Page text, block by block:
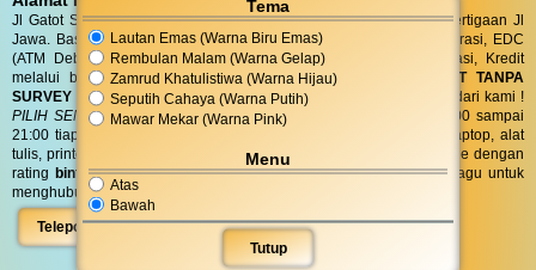
Tema
Lautan Emas (Warna Biru Emas)
Rembulan Malam (Warna Gelap)
Zamrud Khatulistiwa (Warna Hijau)
Seputih Cahaya (Warna Putih)
Mawar Mekar (Warna Pink)
Menu
Atas
Bawah
Tutup
Jl Gatot Subroto no 47 Cilacap (100 meter selatan terminal) di pertigaan Jl
Jawa. BassComp melayani pembelian tunai, SIPLAH, BMT / Koperasi, EDC
(ATM Debit dan Kartu Kredit), QRIS, Transfer realtime terintegrasi, Kredit
melalui berbagai leasing.KREDITdi BassComp proses
CEPAT TANPA
SURVEY (RO) ANTI RIBET !Dapatkan BONUS
aksesories spesial dari kami !
PILIH SENDIRILangsung tanpa diundi ! BassComp buka jam 08:00 sampai
21:00 tiap hari. BassComp satu satunya toko komputer, ponsel, laptop, alat
tulis, printer, jaringan dan aksesoris yang paling favorit dicari google dengan
rating bintang 4.6/5 dari 595 ulasanuntuk area Cilacap. Jangan ragu untuk
menghubungi kami di
Telepon WhatsApp Peta